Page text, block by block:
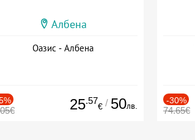
Албена
Оазис - Албена
25.57
€ / 50лв.
-30%
74.65€